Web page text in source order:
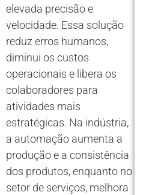
elevada precisão e
velocidade. Essa solução
reduz erros humanos,
diminui os custos
operacionais e libera os
colaboradores para
atividades mais
estratégicas. Na indústria,
a automação aumenta a
produção e a consistência
dos produtos, enquanto no
setor de serviços, melhora